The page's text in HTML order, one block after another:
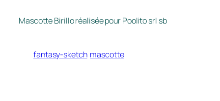
Mascotte Birillo réalisée pour Poolito srl sb
fantasy-sketch mascotte